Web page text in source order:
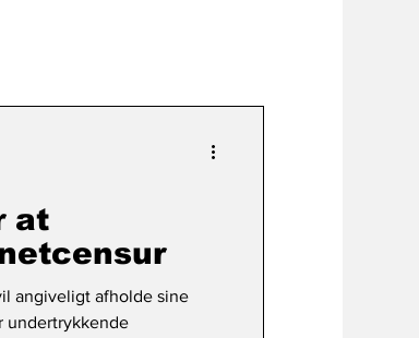
at
angiveligt afholde sine
undertrykkende